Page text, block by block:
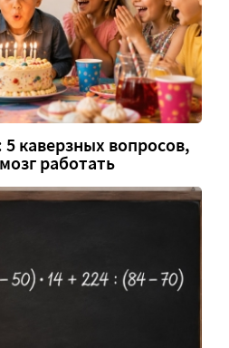
5 каверзных вопросов,
работать